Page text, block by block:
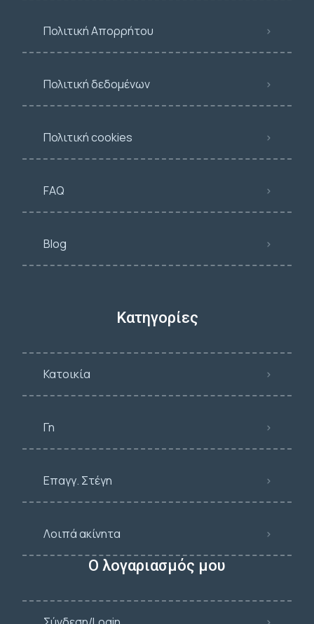
Πολιτική Απορρήτου
Πολιτική δεδομένων
Πολιτική cookies
FAQ
Blog
Κατηγορίες
Κατοικία
Γη
Επαγγ. Στέγη
Λοιπά ακίνητα
Ο λογαριασμός μου